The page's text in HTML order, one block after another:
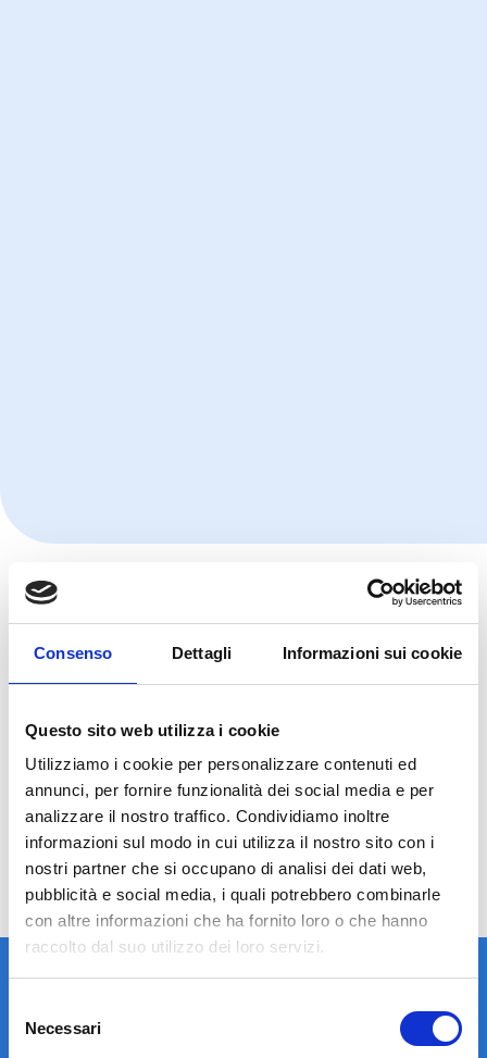
Consenso Dettagli Informazioni sui cookie
Questo sito web utilizza i cookie
Utilizziamo i cookie per personalizzare contenuti ed
annunci, per fornire funzionalità dei social media e per
analizzare il nostro traffico. Condividiamo inoltre
informazioni sul modo in cui utilizza il nostro sito con i
nostri partner che si occupano di analisi dei dati web,
pubblicità e social media, i quali potrebbero combinarle
con altre informazioni che ha fornito loro o che hanno
raccolto dal suo utilizzo dei loro servizi.
delNecessari